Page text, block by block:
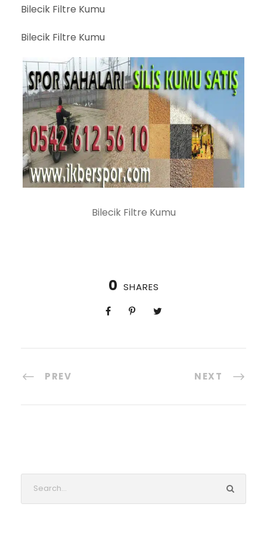
Bilecik Filtre Kumu
Bilecik Filtre Kumu
0